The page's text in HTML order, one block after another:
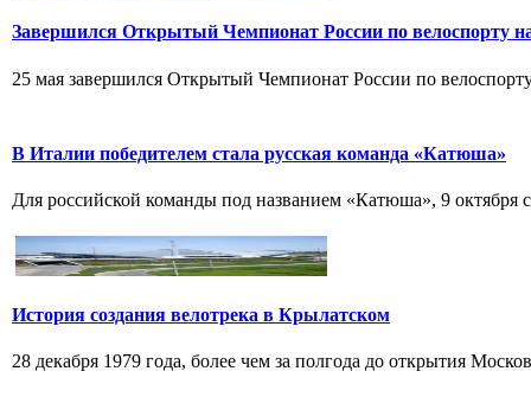
Завершился Открытый Чемпионат России по велоспорту
25 мая завершился Открытый Чемпионат России по
В Италии победителем стала русская команда «Катюша»
Для российской команды под названием «Катюша», 9 октября
История создания велотрека в Крылатском
28 декабря 1979 года, более чем за полгода до открытия